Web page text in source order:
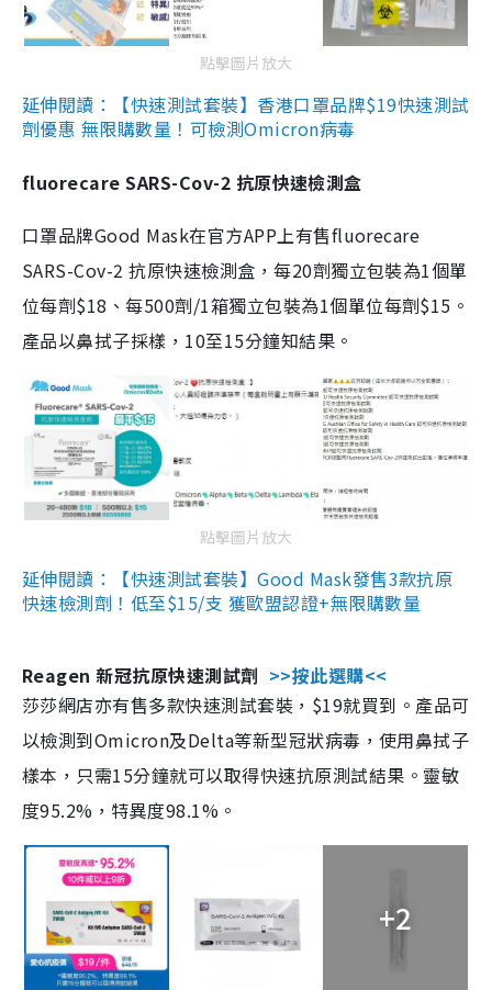
點擊圖片放大
延伸閱讀：【快速測試套裝】香港口罩品牌$19快速測試
劑優惠 無限購數量！可檢測Omicron病毒
fluorecare SARS-Cov-2 抗原快速檢測盒
口罩品牌Good Mask在官方APP上有售fluorecare
SARS-Cov-2 抗原快速檢測盒，每20劑獨立包裝為1個單
位每劑$18、每500劑/1箱獨立包裝為1個單位每劑$15。
產品以鼻拭子採樣，10至15分鐘知結果。
點擊圖片放大
延伸閱讀：【快速測試套裝】Good Mask發售3款抗原
快速檢測劑！低至$15/支 獲歐盟認證+無限購數量
Reagen 新冠抗原快速測試劑 >>按此選購<<
莎莎網店亦有售多款快速測試套裝，$19就買到。產品可
以檢測到Omicron及Delta等新型冠狀病毒，使用鼻拭子
樣本，只需15分鐘就可以取得快速抗原測試結果。靈敏
度95.2%，特異度98.1%。
+2